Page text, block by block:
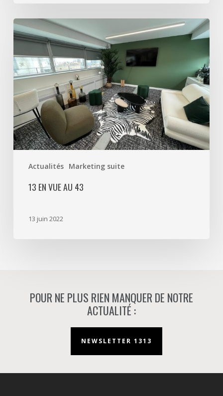
Actualités Marketing suite
13
en
au
43
13 EN VUE AU 43
13 juin 2022
POUR NE PLUS RIEN MANQUER DE NOTRE
ACTUALITÉ :
NEWSLETTER 1313